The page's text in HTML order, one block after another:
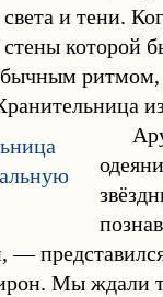
и тени.
которой
Мы ждали